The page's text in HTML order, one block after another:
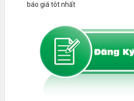
báo giá tôt nhất